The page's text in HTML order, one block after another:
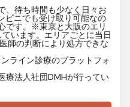
、待ち時間も少なく日々お
ビニでも受け取り可能なの
です。※東京と大阪のエリ
います。エリアごとに当日
師の判断により処方できな
ライン診療のプラットフォ
療法人社団DMHが行ってい